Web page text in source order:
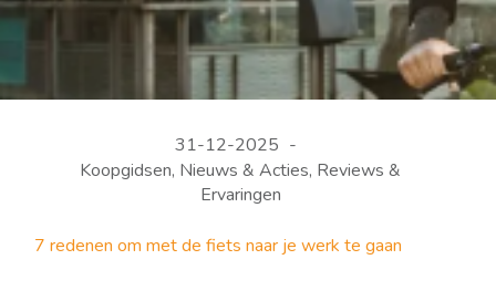
31-12-2025
Koopgidsen, Nieuws & Acties, Reviews &
Ervaringen
7 redenen om met de fiets naar je werk te gaan